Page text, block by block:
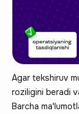
Agar tekshiruv
roziligini beradi
Barcha